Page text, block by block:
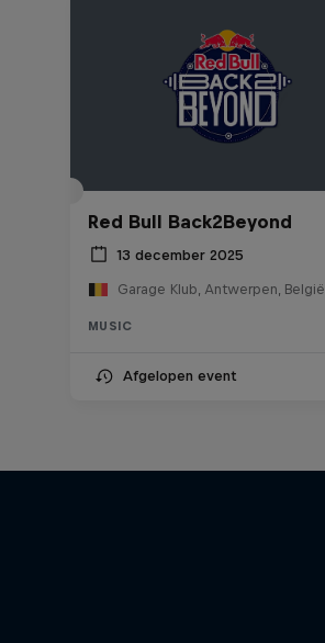
Red Bull Back2Beyond
13 december 2025
Garage Klub, Antwerpen, België
MUSIC
Afgelopen event